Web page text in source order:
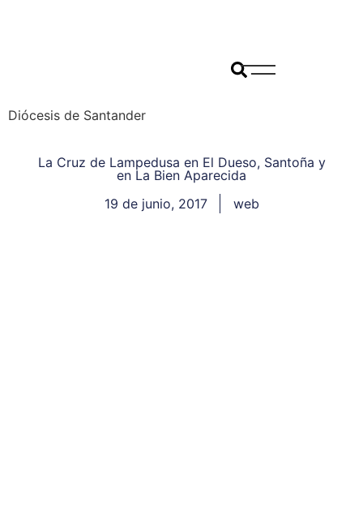
Diócesis de Santander
La Cruz de Lampedusa en El Dueso, Santoña y
en La Bien Aparecida
19 de junio, 2017
web